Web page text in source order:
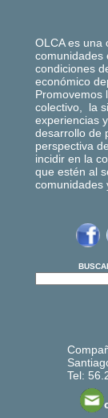
OLCA es una
comunidades
condiciones
económico
Promovemos
colectivo, la
experiencias
desarrollo de
perspectiva
incidir en la
que estén al
comunidades
Tel: